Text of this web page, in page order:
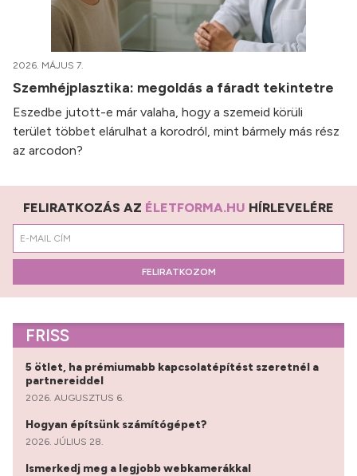
2026. MÁJUS 7.
Szemhéjplasztika: megoldás a fáradt tekintetre
Eszedbe jutott-e már valaha, hogy a szemeid körüli
terület többet elárulhat a korodról, mint bármely más rész
az arcodon?
FELIRATKOZÁS AZ ÉLETFORMA.HU HÍRLEVELÉRE
FELIRATKOZOM
FRISS
5 ötlet, ha prémiumabb kapcsolatépítést szeretnél a
partnereiddel
2026. AUGUSZTUS 6.
Hogyan építsünk számítógépet?
2026. JÚLIUS 28.
Ismerkedj meg a legjobb webkamerákkal